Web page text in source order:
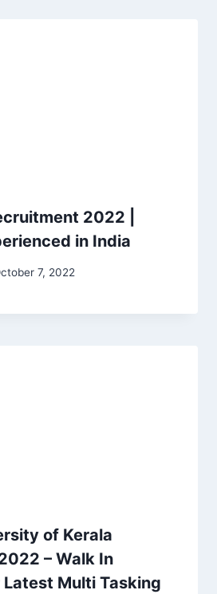
2022 |
in India
7, 2022
of Kerala
– Walk In
Multi Tasking